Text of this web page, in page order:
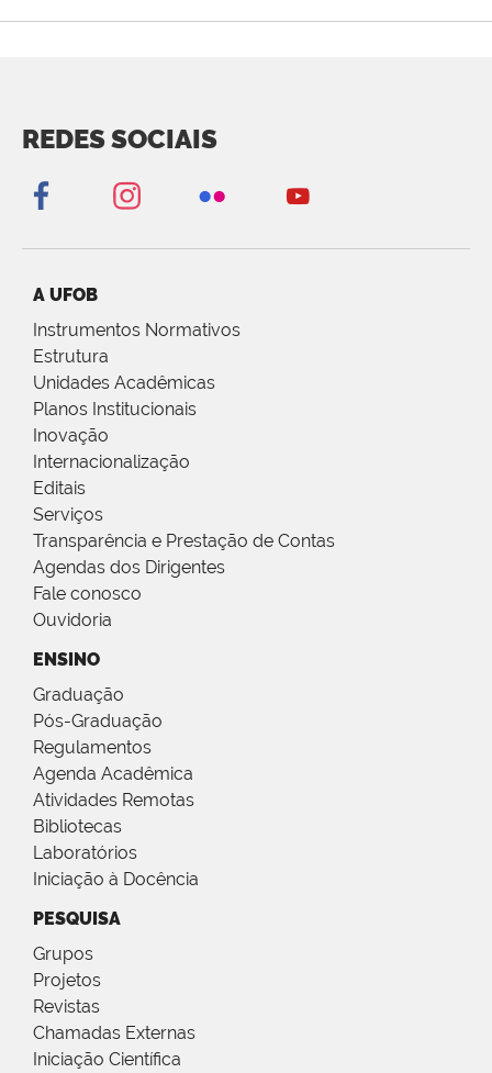
REDES SOCIAIS
A UFOB
Instrumentos Normativos
Estrutura
Unidades Acadêmicas
Planos Institucionais
Inovação
Internacionalização
Editais
Serviços
Transparência e Prestação de Contas
Agendas dos Dirigentes
Fale conosco
Ouvidoria
ENSINO
Graduação
Pós-Graduação
Regulamentos
Agenda Acadêmica
Atividades Remotas
Bibliotecas
Laboratórios
Iniciação à Docência
PESQUISA
Grupos
Projetos
Revistas
Chamadas Externas
Iniciação Científica